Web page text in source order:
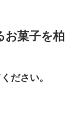
お菓子を柏
ださい。